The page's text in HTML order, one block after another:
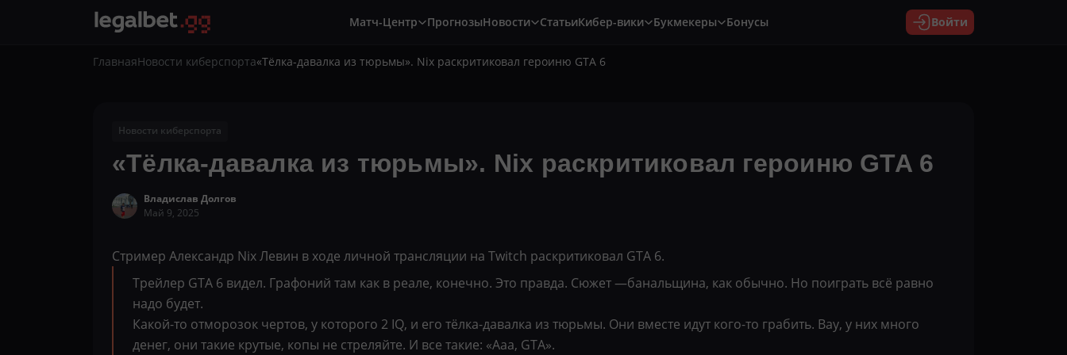
Матч-Центр ПрогнозыНовости СтатьиКибер-вики Букмекеры Бонусы Войти
ГлавнаяНовости киберспорта«Тёлка-давалка из тюрьмы». Nix раскритиковал героиню GTA 6
Новости киберспорта
«Тёлка-давалка из тюрьмы». Nix раскритиковал героиню GTA 6
Владислав Долгов
Май 9, 2025
Стример Александр Nix Левин в ходе личной трансляции на Twitch раскритиковал GTA 6.
Трейлер GTA 6 видел. Графоний там как в реале, конечно. Это правда. Сюжет —банальщина, как обычно. Но поиграть всё равно
надо будет.
Какой-то отморозок чертов, у которого 2 IQ, и его тёлка-давалка из тюрьмы. Они вместе идут кого-то грабить. Вау, у них много
денег, они такие крутые, копы не стреляйте. И все такие: «Ааа, GTA».